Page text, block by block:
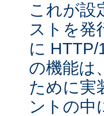
これが設
ストを発
に
の機能は
ために実
ントの中